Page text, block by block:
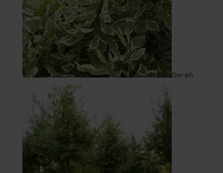
Dereń